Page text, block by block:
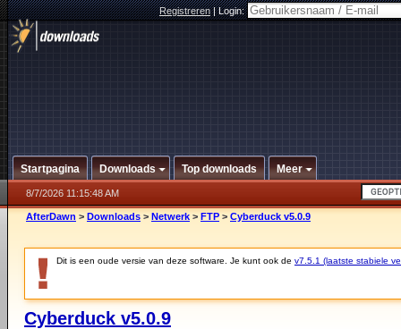
Registreren|Login:
Startpagina Downloads Top downloads Meer
8/7/2026 11:15:48 AM
AfterDawn > Downloads > Netwerk > FTP > Cyberduck v5.0.9
Dit is een oude versie van deze software. Je kunt ook de v7.5.1 (laatste stabiele
Cyberduck v5.0.9